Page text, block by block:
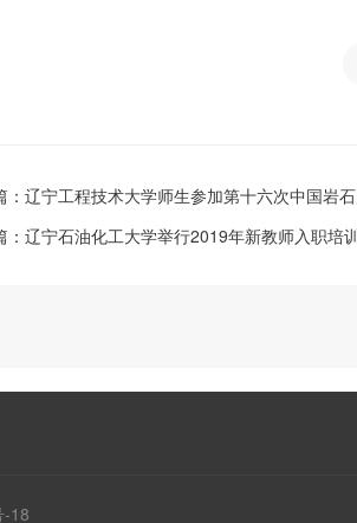
辽宁工程技术大学师生参加第十六次中国岩
辽宁石油化工大学举行2019年新教师入职培
-18